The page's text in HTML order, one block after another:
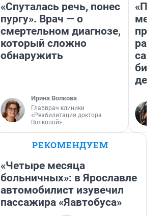
«Спуталась речь, понес
пургу». Врач — о
смертельном диагнозе,
который сложно
обнаружить
Ирина Волкова
Главврач клиники
«Реабилитация доктора
Волковой»
РЕКОМЕНДУЕМ
«Четыре месяца
больничных»: в Ярославле
автомобилист изувечил
пассажира «Яавтобуса»